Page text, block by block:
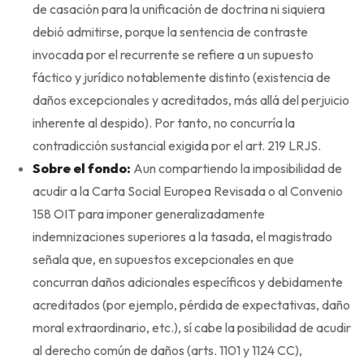
de casación para la unificación de doctrina ni siquiera
debió admitirse, porque la sentencia de contraste
invocada por el recurrente se refiere a un supuesto
fáctico y jurídico notablemente distinto (existencia de
daños excepcionales y acreditados, más allá del perjuicio
inherente al despido). Por tanto, no concurría la
contradicción sustancial exigida por el art. 219 LRJS.
Sobre el fondo: Aun compartiendo la imposibilidad de
acudir a la Carta Social Europea Revisada o al Convenio
158 OIT para imponer generalizadamente
indemnizaciones superiores a la tasada, el magistrado
señala que, en supuestos excepcionales en que
concurran daños adicionales específicos y debidamente
acreditados (por ejemplo, pérdida de expectativas, daño
moral extraordinario, etc.), sí cabe la posibilidad de acudir
al derecho común de daños (arts. 1101 y 1124 CC),